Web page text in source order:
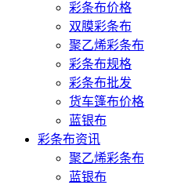
彩条布价格
双膜彩条布
聚乙烯彩条布
彩条布规格
彩条布批发
货车篷布价格
蓝银布
彩条布资讯
聚乙烯彩条布
蓝银布